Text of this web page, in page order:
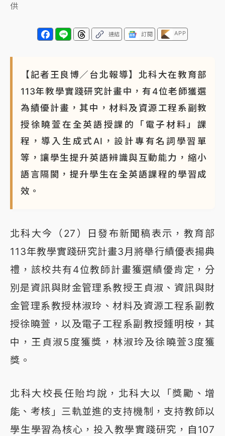
供
連結 訂閱 APP
【記者王良博／台北報導】北科大在教育部
113年教學實踐研究計畫中，有4位老師獲選
為績優計畫，其中，材料及資源工程系副教
授徐曉萱在全英語授課的「電子材料」課
程，導入生成式AI，設計專有名詞學習單
等，讓學生提升英語辨識與互動能力，縮小
語言隔閡，提升學生在全英語課程的學習成
效。
北科大今（27）日發布新聞稿表示，教育部
113年教學實踐研究計畫3月將舉行績優表揚典
禮，該校共有4位教師計畫獲選績優肯定，分
別是資訊與財金管理系教授王貞淑、資訊與財
金管理系教授林淑玲、材料及資源工程系副教
授徐曉萱，以及電子工程系副教授鍾明桉，其
中，王貞淑5度獲獎，林淑玲及徐曉萱3度獲
獎。
北科大校長任貽均說，北科大以「獎勵、增
能、考核」三軌並進的支持機制，支持教師以
學生學習為核心，投入教學實踐研究，自107